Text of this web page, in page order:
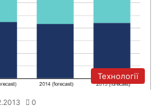
Технології
0